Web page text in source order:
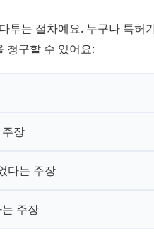
투는 절차예요. 누구나 특허
청구할 수 있어요:
장
다는 주장
주장